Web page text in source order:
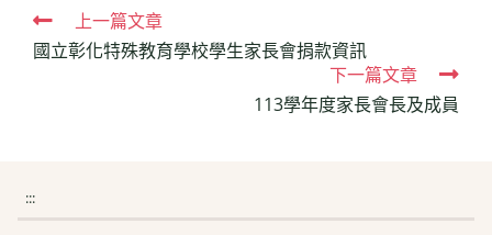
Read
more
上一篇文章
國立彰化特殊教育學校學生家長會捐款資訊
下一篇文章
113學年度家長會長及成員
:::